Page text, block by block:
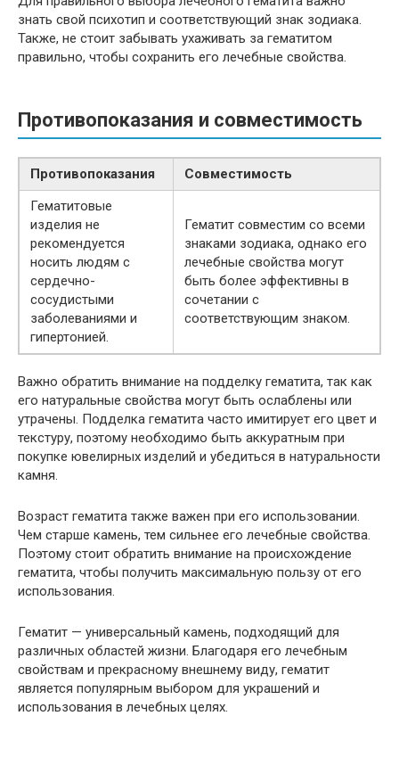
знать свой психотип и соответствующий знак зодиака.
Также, не стоит забывать ухаживать за гематитом
правильно, чтобы сохранить его лечебные свойства.
Противопоказания и совместимость
Противопоказания
Совместимость
Гематитовые
изделия не
рекомендуется
носить людям с
сердечно-
сосудистыми
заболеваниями и
гипертонией.
Гематит совместим со всеми
знаками зодиака, однако его
лечебные свойства могут
быть более эффективны в
сочетании с
соответствующим знаком.
Важно обратить внимание на подделку гематита, так как
его натуральные свойства могут быть ослаблены или
утрачены. Подделка гематита часто имитирует его цвет и
текстуру, поэтому необходимо быть аккуратным при
покупке ювелирных изделий и убедиться в натуральности
камня.
Возраст гематита также важен при его использовании.
Чем старше камень, тем сильнее его лечебные свойства.
Поэтому стоит обратить внимание на происхождение
гематита, чтобы получить максимальную пользу от его
использования.
Гематит — универсальный камень, подходящий для
различных областей жизни. Благодаря его лечебным
свойствам и прекрасному внешнему виду, гематит
является популярным выбором для украшений и
использования в лечебных целях.